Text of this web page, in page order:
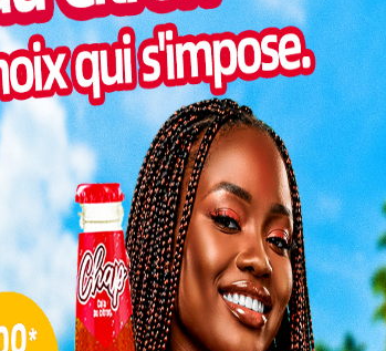
dispersion des para professionnels
de leur diplôme. Il s’agit également de
collective formelle qui entraîne des
et de réelles difficultés pour
professionnelles disponibles.
représentant de l’Ordre des Médecins
Vétérinaires, du projet P3V et de
les diplômés de